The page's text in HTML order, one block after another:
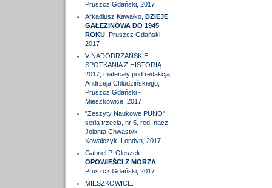
Pruszcz Gdański, 2017
Arkadiusz Kawałko, DZIEJE
GAŁĘZINOWA DO 1945
ROKU, Pruszcz Gdański,
2017
V NADODRZAŃSKIE
SPOTKANIA Z HISTORIĄ
2017, materiały pod redakcją
Andrzeja Chludzińskiego,
Pruszcz Gdański -
Mieszkowice, 2017
"Zeszyty Naukowe PUNO",
seria trzecia, nr 5, red. nacz.
Jolanta Chwastyk-
Kowalczyk, Londyn, 2017
Gabriel P. Oleszek,
OPOWIEŚCI Z MORZA,
Pruszcz Gdański, 2017
MIESZKOWICE.